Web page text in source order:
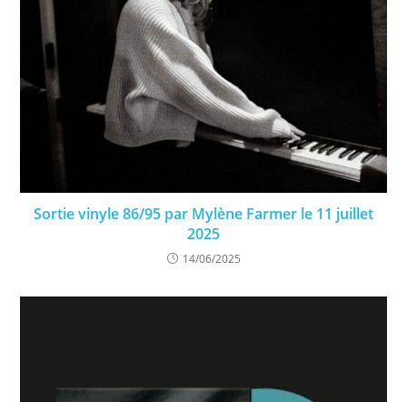
Sortie vinyle 86/95 par Mylène Farmer le 11 juillet
2025
14/06/2025